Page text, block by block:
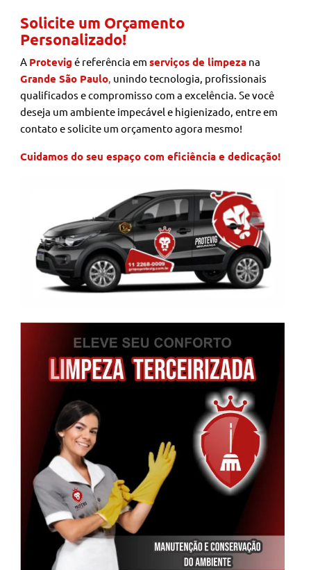
Solicite um Orçamento
Personalizado!
A Protevig é referência emserviços de limpeza na
Grande São Paulo unindo tecnologia, profissionais
qualificados e compromisso com a excelência. Se você
deseja um ambiente impecável e higienizado, entre em
contato e solicite um orçamento agora mesmo!
Cuidamos do seu espaço com eficiência e dedicação!